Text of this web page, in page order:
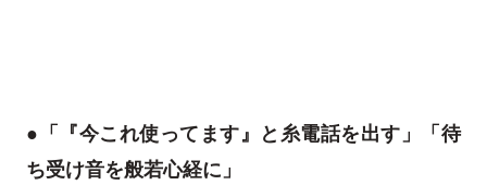
●「『今これ使ってます』と糸電話を出す」「待
ち受け音を般若心経に」